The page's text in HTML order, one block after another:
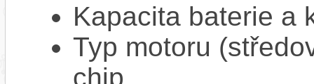
Kapacita baterie a
Typ motoru
chip